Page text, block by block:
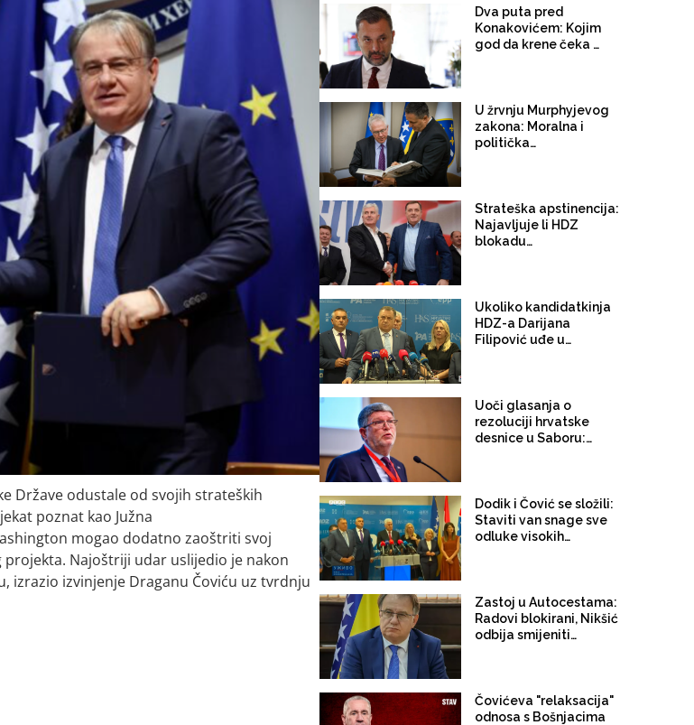
Države odustale od svojih strateških
poznat kao Južna
mogao dodatno zaoštriti svoj
Najoštriji udar uslijedio je nakon
izrazio izvinjenje Draganu Čoviću uz tvrdnju
Dva puta pred
Konakovićem: Kojim
god da krene čeka ga
U žrvnju Murphyjevog
zakona: Moralna i
politička
Strateška apstinencija:
Najavljuje li HDZ
blokadu
izborima?
Ukoliko kandidatkinja
HDZ-a Darijana
Filipović uđe u
Uoči glasanja o
rezoluciji hrvatske
desnice u Saboru:
SDP i Možemo
progutati i
opravdavanje
Dodik i Čović se složili:
Staviti van snage sve
odluke visokih
Zastoj u Autocestama:
Radovi blokirani, Nikšić
odbija smijeniti
Čovićeva "relaksacija"
odnosa s Bošnjacima